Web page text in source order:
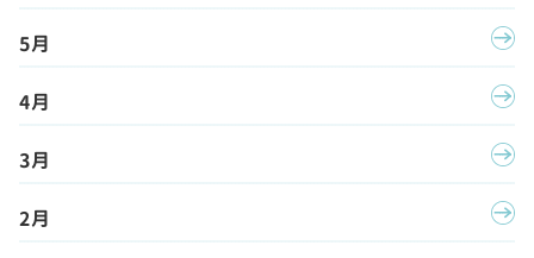
5月
4月
3月
2月